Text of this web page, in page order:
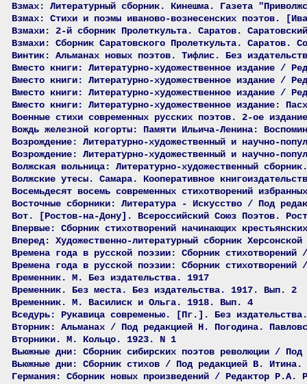
Взмах: Литературный сборник. Кинешма. Газета
Взмах: Стихи и поэмы иваново-вознесенских поэтов.
Взмахи: 2-й сборник Пролеткульта. Саратов.
Взмахи: Сборник Саратовского Пролеткульта. Саратов.
Винтик: Альманах новых поэтов. Тифлис. Без
Вместо книги: Литературно-художественное издание /
Вместо книги: Литературно-художественное издание /
Вместо книги: Литературно-художественное издание /
Вместо книги: Литературно-художественное издание:
Военные стихи современных русских поэтов. 2-ое
Вождь железной когорты: Памяти Ильича-Ленина:
Возрождение: Литературно-художественный и научно-
Возрождение: Литературно-художественный и научно-
Волжская вольница: Литературно-художественный
Волжские утесы. Самара. Кооперативное
Восемьдесят восемь современных стихотворений
Восточные сборники: Литература - Искусство / Под
Вот. [Ростов-на-Дону]. Всероссийский Союз Поэтов.
Впервые: Сборник стихотворений начинающих
Вперед: Художественно-литературный сборник
Времена года в русской поэзии: Сборник
Времена года в русской поэзии: Сборник
Временник. М. Без издательства. 1917
Временник. Без места. Без издательства. 1917. Вып. 2
Временник. М. Василиск и Ольга. 1918. Вып. 4
Вседурь: Рукавица современью. [Пг.]. Без
Вторник: Альманах / Под редакцией Н. Погодина.
Вторники. М. Кольцо. 1923. N 1
Вьюжные дни: Сборник сибирских поэтов революции /
Вьюжные дни: Сборник стихов / Под редакцией В.
Германия: Сборник новых произведений / Редактор